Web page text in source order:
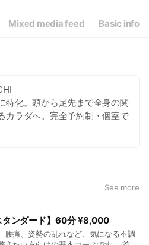
他
Mixed media feed Basic info
特化。頭から足先まで全身の関
カラダへ。完全予約制・個室で
See more
タンダード】60分 ¥8,000
腰痛、姿勢の乱れなど、気になる不調